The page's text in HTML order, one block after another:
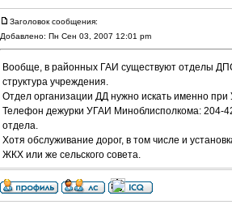
Заголовок сообщения:
Добавлено: Пн Сен 03, 2007 12:01 pm
Вообще, в районных ГАИ существуют отделы
структура учреждения.
Отдел организации ДД нужно искать именно
Телефон дежурки УГАИ Миноблисполкома: 204-
отдела.
Хотя обслуживание дорог, в том числе и
ЖКХ или же сельского совета.